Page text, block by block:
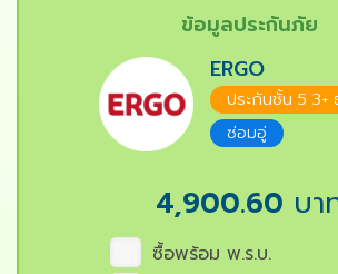
ข้อมูลประกันภัย
ERGO
ประกันชั้น 5 3+
ซ่อมอู่
4,900.60 บา
ซื้อพร้อม พ.ร.บ.